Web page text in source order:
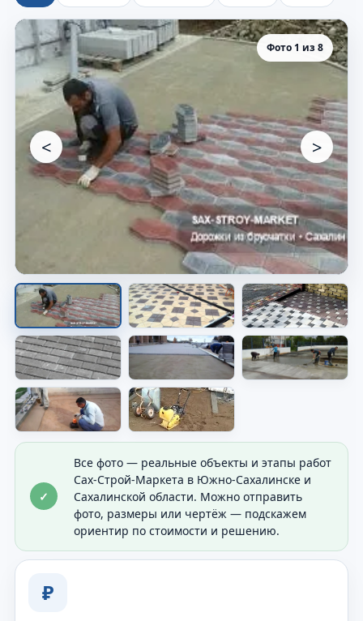
Фото 1 из 8
<
Покрытие из брусчатки
Видно общий результат мощения.
>
✓
Все фото — реальные объекты и этапы работ
Сах-Строй-Маркета в Южно-Сахалинске и
Сахалинской области. Можно отправить
фото, размеры или чертёж — подскажем
ориентир по стоимости и решению.
₽